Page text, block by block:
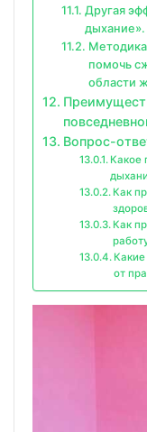
Другая
дыхание».
помочь
области
Вопрос-
Какое
Как
Как
от